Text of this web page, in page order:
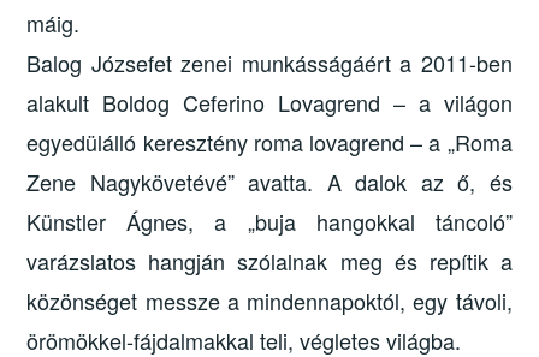
máig.
Balog Józsefet zenei munkásságáért a 2011-ben
alakult Boldog Ceferino Lovagrend – a világon
egyedülálló keresztény roma lovagrend – a „Roma
Zene Nagykövetévé” avatta. A dalok az ő, és
Künstler Ágnes, a „buja hangokkal táncoló”
varázslatos hangján szólalnak meg és repítik a
közönséget messze a mindennapoktól, egy távoli,
örömökkel-fájdalmakkal teli, végletes világba.